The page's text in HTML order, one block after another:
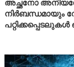
അച്ഛനോ
നിർബന്ധമായും
പറ്റിക്കപ്പെടലുകൾ